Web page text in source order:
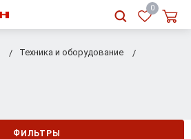
RU
0
Техника и оборудование
ФИЛЬТРЫ